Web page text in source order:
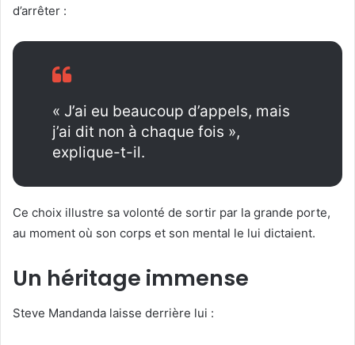
d’arrêter :
« J’ai eu beaucoup d’appels, mais
j’ai dit non à chaque fois »,
explique-t-il.
Ce choix illustre sa volonté de sortir par la grande porte,
au moment où son corps et son mental le lui dictaient.
Un héritage immense
Steve Mandanda laisse derrière lui :